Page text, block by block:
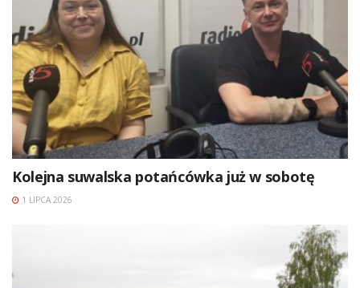
Kolejna suwalska potańcówka już w sobotę
1 LIPCA 2026